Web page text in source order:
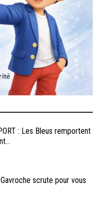
: Les Bleus remportent
scrute pour vous